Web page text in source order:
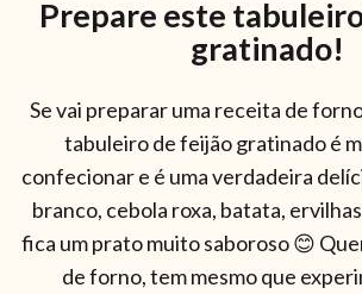
Prepare este
gratinado!
Se vai preparar uma receita de
tabuleiro de feijão gratinado é
confecionar e é uma verdadeira
branco, cebola roxa, batata,
fica um prato muito saboroso 😊
de forno, tem mesmo que